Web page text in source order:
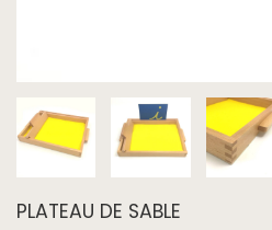
PLATEAU DE SABLE